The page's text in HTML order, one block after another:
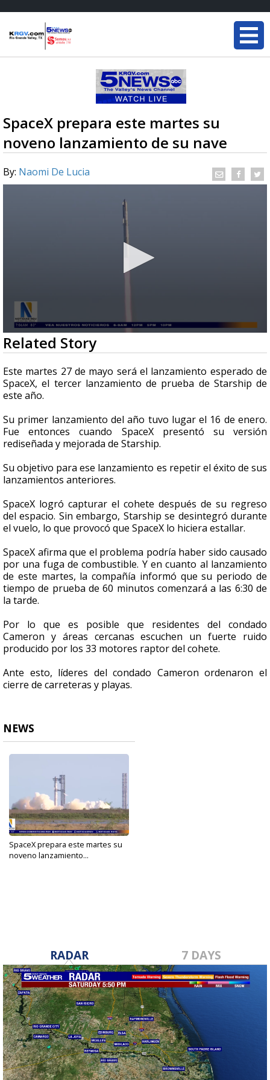
SpaceX prepara este martes su
noveno lanzamiento de su nave
By: Naomi De Lucia
0
seconds
of
2
minutes,
20
seconds
Related Story
Este martes 27 de mayo será el lanzamiento esperado de
SpaceX, el tercer lanzamiento de prueba de Starship de
este año.
Su primer lanzamiento del año tuvo lugar el 16 de enero.
Fue entonces cuando SpaceX presentó su versión
rediseñada y mejorada de Starship.
Su objetivo para ese lanzamiento es repetir el éxito de sus
lanzamientos anteriores.
SpaceX logró capturar el cohete después de su regreso
del espacio. Sin embargo, Starship se desintegró durante
el vuelo, lo que provocó que SpaceX lo hiciera estallar.
SpaceX afirma que el problema podría haber sido causado
por una fuga de combustible. Y en cuanto al lanzamiento
de este martes, la compañía informó que su periodo de
tiempo de prueba de 60 minutos comenzará a las 6:30 de
la tarde.
Por lo que es posible que residentes del condado
Cameron y áreas cercanas escuchen un fuerte ruido
producido por los 33 motores raptor del cohete.
Ante esto, líderes del condado Cameron ordenaron el
cierre de carreteras y playas.
NEWS
SpaceX prepara este martes su
noveno lanzamiento...
RADAR 7 DAYS